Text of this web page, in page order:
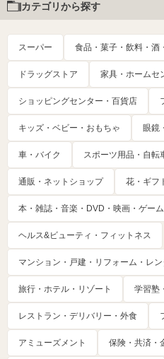
カテゴリから探す
スーパー 食品・菓子・飲料・酒
ドラッグストア 家具・ホームセ
ショッピングセンター・百貨店
キッズ・ベビー・おもちゃ 眼鏡
車・バイク スポーツ用品・自転
通販・ネットショップ 花・ギフ
本・雑誌・音楽・DVD・映画・ゲーム
ヘルス&ビューティ・フィットネス
マンション・戸建・リフォーム・レ
旅行・ホテル・リゾート 学習塾
レストラン・デリバリー・外食
アミューズメント 保険・共済・